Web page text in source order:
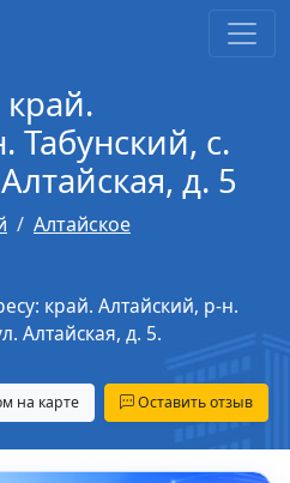
Табунский, с.
д. 5
Алтайское
край. Алтайский, р-н.
Алтайская, д. 5.
на карте Оставить отзыв